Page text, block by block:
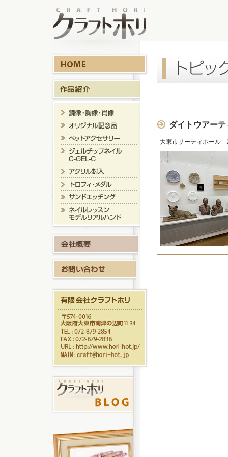
ダイトウアー
大東市サーティホール